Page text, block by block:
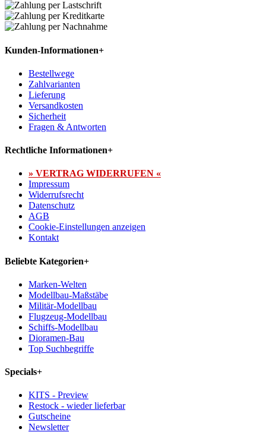
Kunden-Informationen+
Bestellwege
Zahlvarianten
Lieferung
Versandkosten
Sicherheit
Fragen & Antworten
Rechtliche Informationen+
» VERTRAG WIDERRUFEN «
Impressum
Widerrufsrecht
Datenschutz
AGB
Cookie-Einstellungen anzeigen
Kontakt
Beliebte Kategorien+
Marken-Welten
Modellbau-Maßstäbe
Militär-Modellbau
Flugzeug-Modellbau
Schiffs-Modellbau
Dioramen-Bau
Top Suchbegriffe
Specials+
KITS - Preview
Restock - wieder lieferbar
Gutscheine
Newsletter